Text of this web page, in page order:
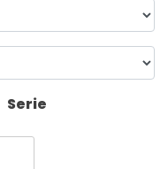
Serie